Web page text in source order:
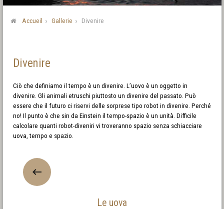
Accueil Gallerie Divenire
Divenire
Ciò che definiamo il tempo è un divenire. L’uovo è un oggetto in
divenire. Gli animali etruschi piuttosto un divenire del passato. Può
essere che il futuro ci riservi delle sorprese tipo robot in divenire. Perché
no! Il punto è che sin da Einstein il tempo-spazio è un unità. Difficile
calcolare quanti robot-diveniri vi troveranno spazio senza schiacciare
uova, tempo e spazio.
Le uova